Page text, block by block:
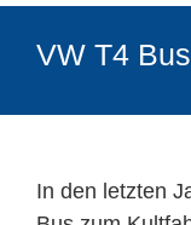
VW T4
In den letzten